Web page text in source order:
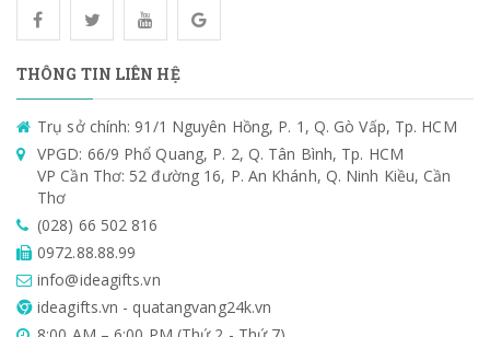
THÔNG TIN LIÊN HỆ
Trụ sở chính: 91/1 Nguyên Hồng, P. 1, Q. Gò Vấp, Tp. HCM
VPGD: 66/9 Phổ Quang, P. 2, Q. Tân Bình, Tp. HCM
VP Cần Thơ: 52 đường 16, P. An Khánh, Q. Ninh Kiều, Cần
Thơ
(028) 66 502 816
0972.88.88.99
info@ideagifts.vn
ideagifts.vn - quatangvang24k.vn